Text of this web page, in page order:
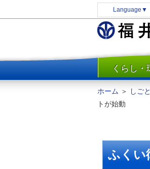
Language ▼
くらし・
防災
安全安心
住まい・土地
環境問題・廃
ホーム ＞ しご
トが始動
ふくい